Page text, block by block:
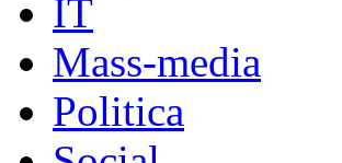
IT
Mass-media
Politica